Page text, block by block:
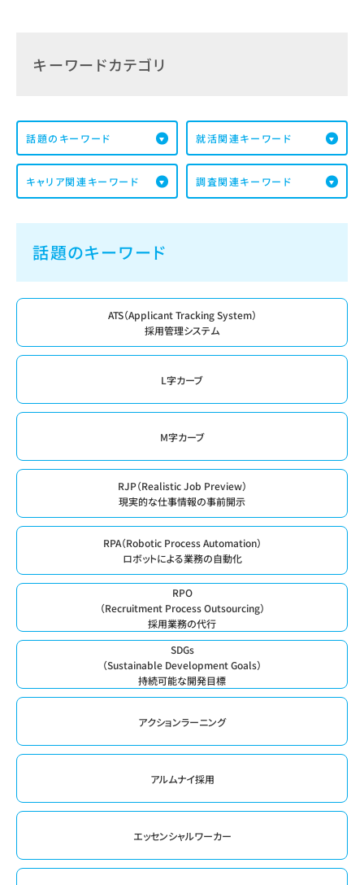
キーワードカテゴリ
話題のキーワード 就活関連キーワード
キャリア関連キーワード 調査関連キーワード
話題のキーワード
ATS（Applicant Tracking System）
採用管理システム
L字カーブ
M字カーブ
RJP（Realistic Job Preview）
現実的な仕事情報の事前開示
RPA（Robotic Process Automation）
ロボットによる業務の自動化
RPO
（Recruitment Process Outsourcing）
採用業務の代行
SDGs
（Sustainable Development Goals）
持続可能な開発目標
アクションラーニング
アルムナイ採用
エッセンシャルワーカー